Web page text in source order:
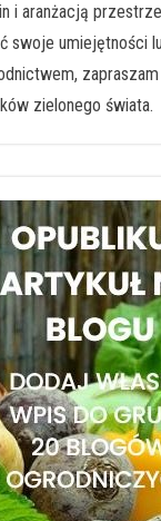
i aranżacją
swoje umiejętności
zielonego świata.